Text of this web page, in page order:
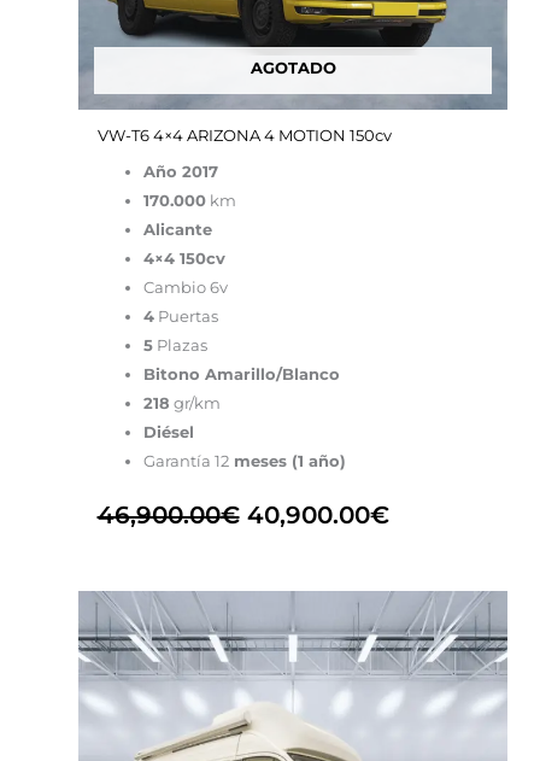
AGOTADO
VW-T6 4×4 ARIZONA 4 MOTION 150cv
Año 2017
170.000km
Alicante
4×4 150cv
Cambio 6v
4Puertas
5Plazas
Bitono Amarillo/Blanco
218 gr/km
Diésel
Garantía 12meses (1 año)
46,900.00€ 40,900.00€
precio
original
era:
76,900.00€.
El
precio
actual
es: